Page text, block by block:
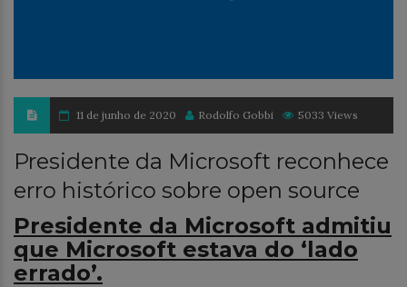
11 de junho de 2020 Rodolfo Gobbi 5033 Views
Presidente da Microsoft reconhece
erro histórico sobre open source
Presidente da Microsoft admitiu
que Microsoft estava do ‘lado
errado’.